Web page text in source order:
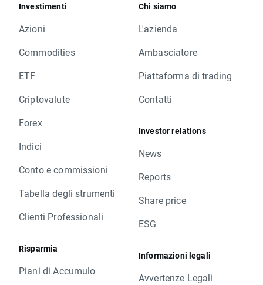
Investimenti
Azioni
Commodities
ETF
Criptovalute
Forex
Indici
Conto e commissioni
Tabella degli strumenti
Clienti Professionali
Risparmia
Piani di Accumulo
Chi siamo
L'azienda
Ambasciatore
Piattaforma di trading
Contatti
Investor relations
News
Reports
Share price
ESG
Informazioni legali
Avvertenze Legali